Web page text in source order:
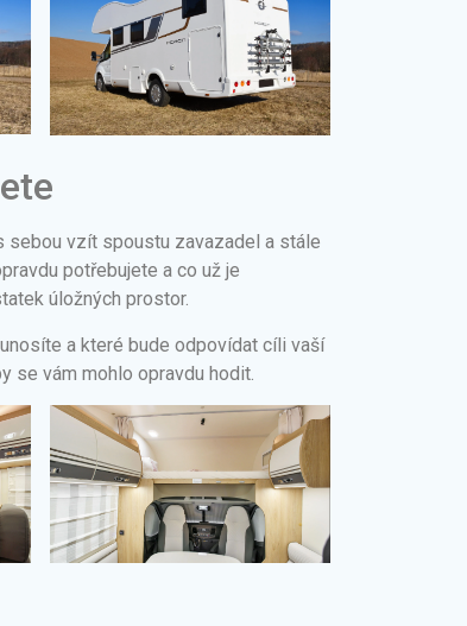
sebou vzít spoustu zavazadel a stále
potřebujete a co už je
úložných prostor.
a které bude odpovídat cíli vaší
se vám mohlo opravdu hodit.